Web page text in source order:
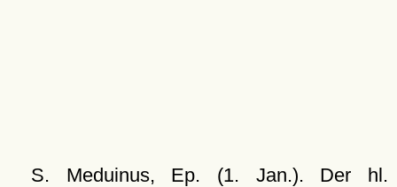
S. Meduinus, Ep. (1. Jan.). Der hl.